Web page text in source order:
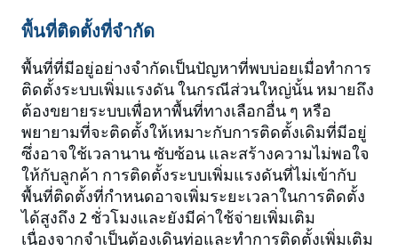
พื้นที่ติดตั้งที่จำกัด
พื้นที่ที่มีอยู่อย่างจำกัดเป็นปัญหาที่พบบ่อยเมื่อทำการ
ติดตั้งระบบเพิ่มแรงดัน ในกรณีส่วนใหญ่นั้น หมายถึง
ต้องขยายระบบเพื่อหาพื้นที่ทางเลือกอื่น ๆ หรือ
พยายามที่จะติดตั้งให้เหมาะกับการติดตั้งเดิมที่มีอยู่
ซึ่งอาจใช้เวลานาน ซับซ้อน และสร้างความไม่พอใจ
ให้กับลูกค้า การติดตั้งระบบเพิ่มแรงดันที่ไม่เข้ากับ
พื้นที่ติดตั้งที่กำหนดอาจเพิ่มระยะเวลาในการติดตั้ง
ได้สูงถึง 2 ชั่วโมงและยังมีค่าใช้จ่ายเพิ่มเติม
เนื่องจากจำเป็นต้องเดินท่อและทำการติดตั้งเพิ่มเติม